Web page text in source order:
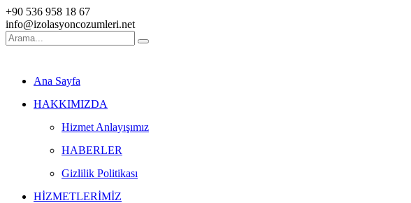
+90 536 958 18 67
info@izolasyoncozumleri.net
Ana Sayfa
HAKKIMIZDA
Hizmet Anlayışımız
HABERLER
Gizlilik Politikası
HİZMETLERİMİZ